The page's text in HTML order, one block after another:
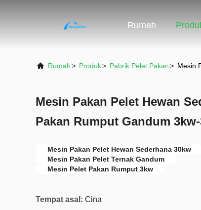
Rumah
Rumah> Produk> Pabrik Pelet Pakan> Mesin
Mesin Pakan Pelet Hewan
Pakan Rumput Gandum
Mesin Pakan Pelet Hewan Sederhana 30kw
Mesin Pakan Pelet Ternak Gandum
Mesin Pelet Pakan Rumput 3kw
Tempat asal: Cina